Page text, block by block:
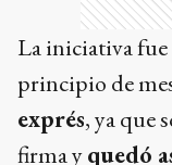
La iniciativa fue
principio de
exprés, ya que
firma yquedó